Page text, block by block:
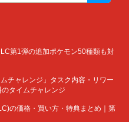
第1弾の追加ポケモン50種類も対
チャレンジ」タスク内容・リワー
タイムチャレンジ
の価格・買い方・特典まとめ｜第